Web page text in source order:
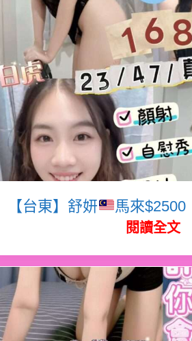
【台東】舒妍 馬來$2500
閱讀全文